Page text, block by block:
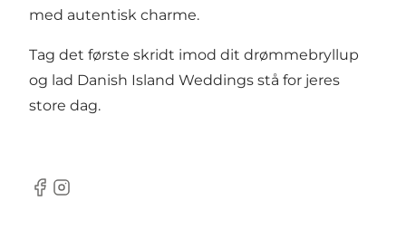
med autentisk charme.
Tag det første skridt imod dit drømmebryllup
og lad Danish Island Weddings stå for jeres
store dag.
Facebook
Instagram